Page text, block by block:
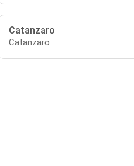
Catanzaro
Catanzaro